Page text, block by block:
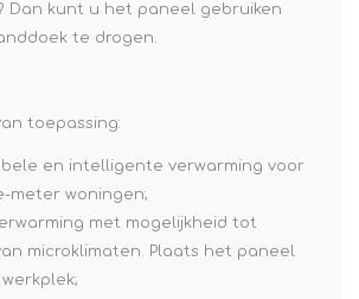
Dan kunt u het paneel gebruiken
te drogen.
toepassing:
en intelligente verwarming voor
meter woningen;
met mogelijkheid tot
microklimaten. Plaats het paneel